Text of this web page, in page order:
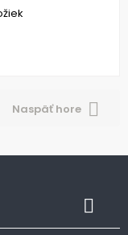
Naspäť hore 
